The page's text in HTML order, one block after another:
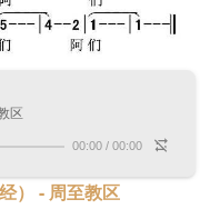
区
00:00 / 00:00
） - 周至教区